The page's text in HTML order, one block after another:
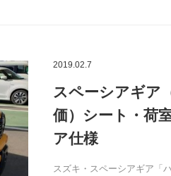
2019.02.7
スペーシアギア
価）シート・荷
ア仕様
スズキ・スペーシアギア「